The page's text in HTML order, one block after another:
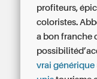
profiteurs,
coloristes.
a bon franche
vrai